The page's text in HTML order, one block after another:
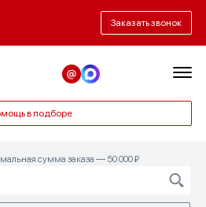
Заказать звонок
в подборе
сумма заказа — 50 000 ₽